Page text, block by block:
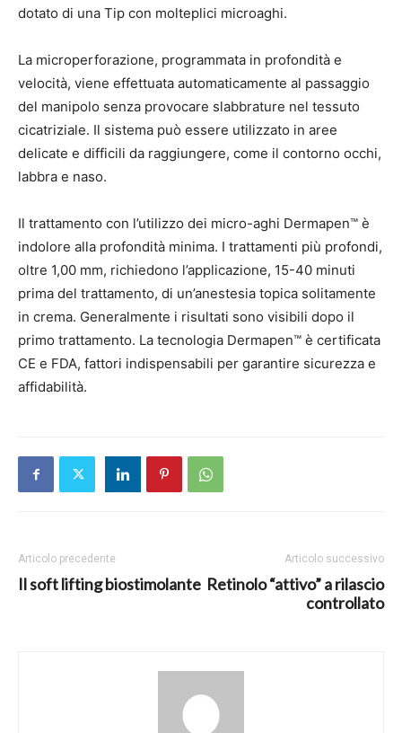
dotato di una Tip con molteplici microaghi.
La microperforazione, programmata in profondità e
velocità, viene effettuata automaticamente al passaggio
del manipolo senza provocare slabbrature nel tessuto
cicatriziale. Il sistema può essere utilizzato in aree
delicate e difficili da raggiungere, come il contorno occhi,
labbra e naso.
Il trattamento con l’utilizzo dei micro-aghi Dermapen™ è
indolore alla profondità minima. I trattamenti più profondi,
oltre 1,00 mm, richiedono l’applicazione, 15-40 minuti
prima del trattamento, di un’anestesia topica solitamente
in crema. Generalmente i risultati sono visibili dopo il
primo trattamento. La tecnologia Dermapen™ è certificata
CE e FDA, fattori indispensabili per garantire sicurezza e
affidabilità.
Articolo precedente
Il soft lifting biostimolante
Articolo successivo
Retinolo “attivo” a rilascio
controllato